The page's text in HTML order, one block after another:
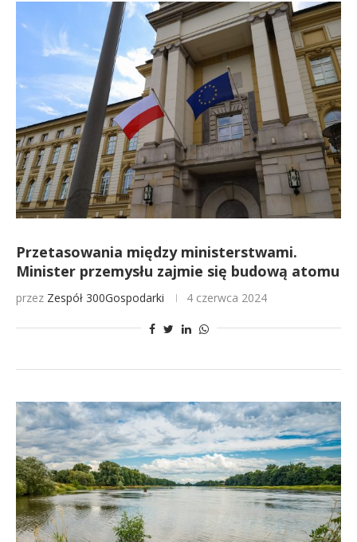
Przetasowania między ministerstwami.
Minister przemysłu zajmie się budową atomu
przez Zespół 300Gospodarki 4 czerwca 2024